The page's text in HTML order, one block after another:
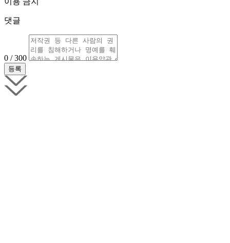
댓글
0 / 300